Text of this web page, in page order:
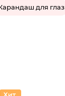
для глаз